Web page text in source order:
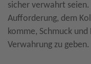
sicher verwahrt
Aufforderung, dem
komme, Schmuck
Verwahrung zu geben.